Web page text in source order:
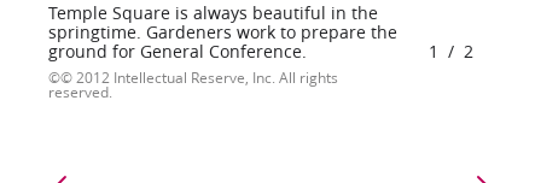
Temple Square is always beautiful in the
springtime. Gardeners work to prepare the
ground for General Conference.
© 2012 Intellectual Reserve, Inc. All rights
reserved.
1 / 2